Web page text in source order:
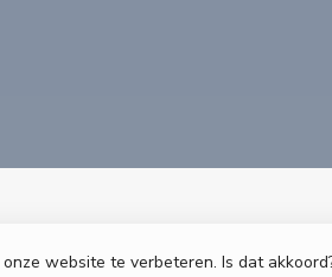
by webshop-service.nl
website te verbeteren. Is dat